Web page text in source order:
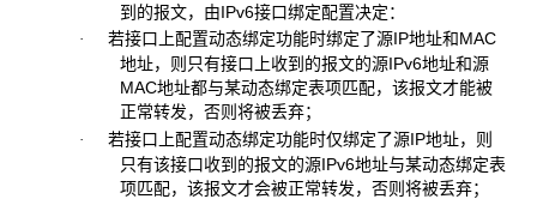
到的报文，由IPv6接口绑定配置决定：
· 若接口上配置动态绑定功能时绑定了源IP地址和MAC
地址，则只有接口上收到的报文的源IPv6地址和源
MAC地址都与某动态绑定表项匹配，该报文才能被
正常转发，否则将被丢弃；
· 若接口上配置动态绑定功能时仅绑定了源IP地址，则
只有该接口收到的报文的源IPv6地址与某动态绑定表
项匹配，该报文才会被正常转发，否则将被丢弃；